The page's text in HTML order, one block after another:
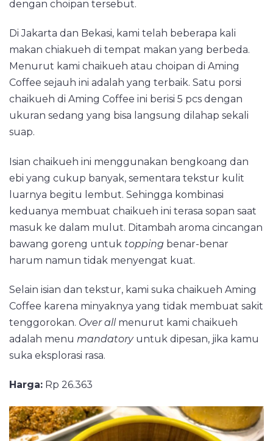
dengan choipan tersebut.
Di Jakarta dan Bekasi, kami telah beberapa kali
makan chiakueh di tempat makan yang berbeda.
Menurut kami chaikueh atau choipan di Aming
Coffee sejauh ini adalah yang terbaik. Satu porsi
chaikueh di Aming Coffee ini berisi 5 pcs dengan
ukuran sedang yang bisa langsung dilahap sekali
suap.
Isian chaikueh ini menggunakan bengkoang dan
ebi yang cukup banyak, sementara tekstur kulit
luarnya begitu lembut. Sehingga kombinasi
keduanya membuat chaikueh ini terasa sopan saat
masuk ke dalam mulut. Ditambah aroma cincangan
bawang goreng untuk topping benar-benar
harum namun tidak menyengat kuat.
Selain isian dan tekstur, kami suka chaikueh Aming
Coffee karena minyaknya yang tidak membuat sakit
tenggorokan. Over all menurut kami chaikueh
adalah menu mandatory untuk dipesan, jika kamu
suka eksplorasi rasa.
Harga: Rp 26.363